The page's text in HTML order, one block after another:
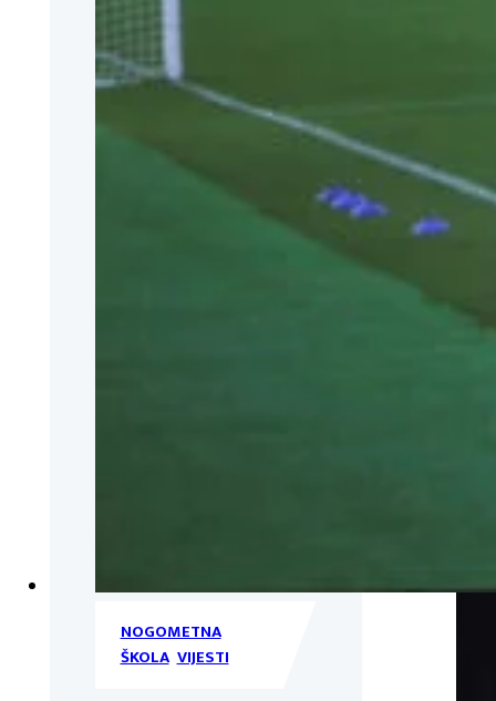
NOGOMETNA
ŠKOLA,VIJESTI